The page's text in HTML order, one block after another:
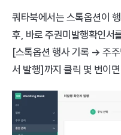
쿼타북에서는 스톡옵션이
후, 바로 주권미발행확인서
[스톡옵션 행사 기록 → 주
서 발행]까지 클릭 몇 번이